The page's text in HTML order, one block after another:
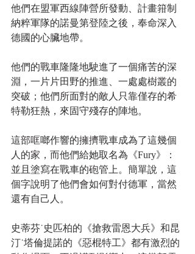
他們在盟軍西線陣營所發動、計畫箝制
納粹軍隊的諾曼第登陸之後，奉命深入
德國的心臟地帶。
他們的戰車隆隆地駛進了一個痛苦的深
淵，一片片田野的推進、一處處樹叢的
突破；他們所面對的敵人只靠僅存的希
特勒狂熱，來固守殘存的陣地。
這部哐啷作響的擁擠戰車成為了這幾個
人的家，而他們給她取名為《Fury》：
並且塗寫在戰車的砲管上。簡單說，這
個字說明了他們會如何對付德軍，當然
還有自己人。
史蒂芬˙史匹柏的《搶救雷恩大兵》和昆
汀˙塔倫提諾的《惡棍特工》都有激烈的